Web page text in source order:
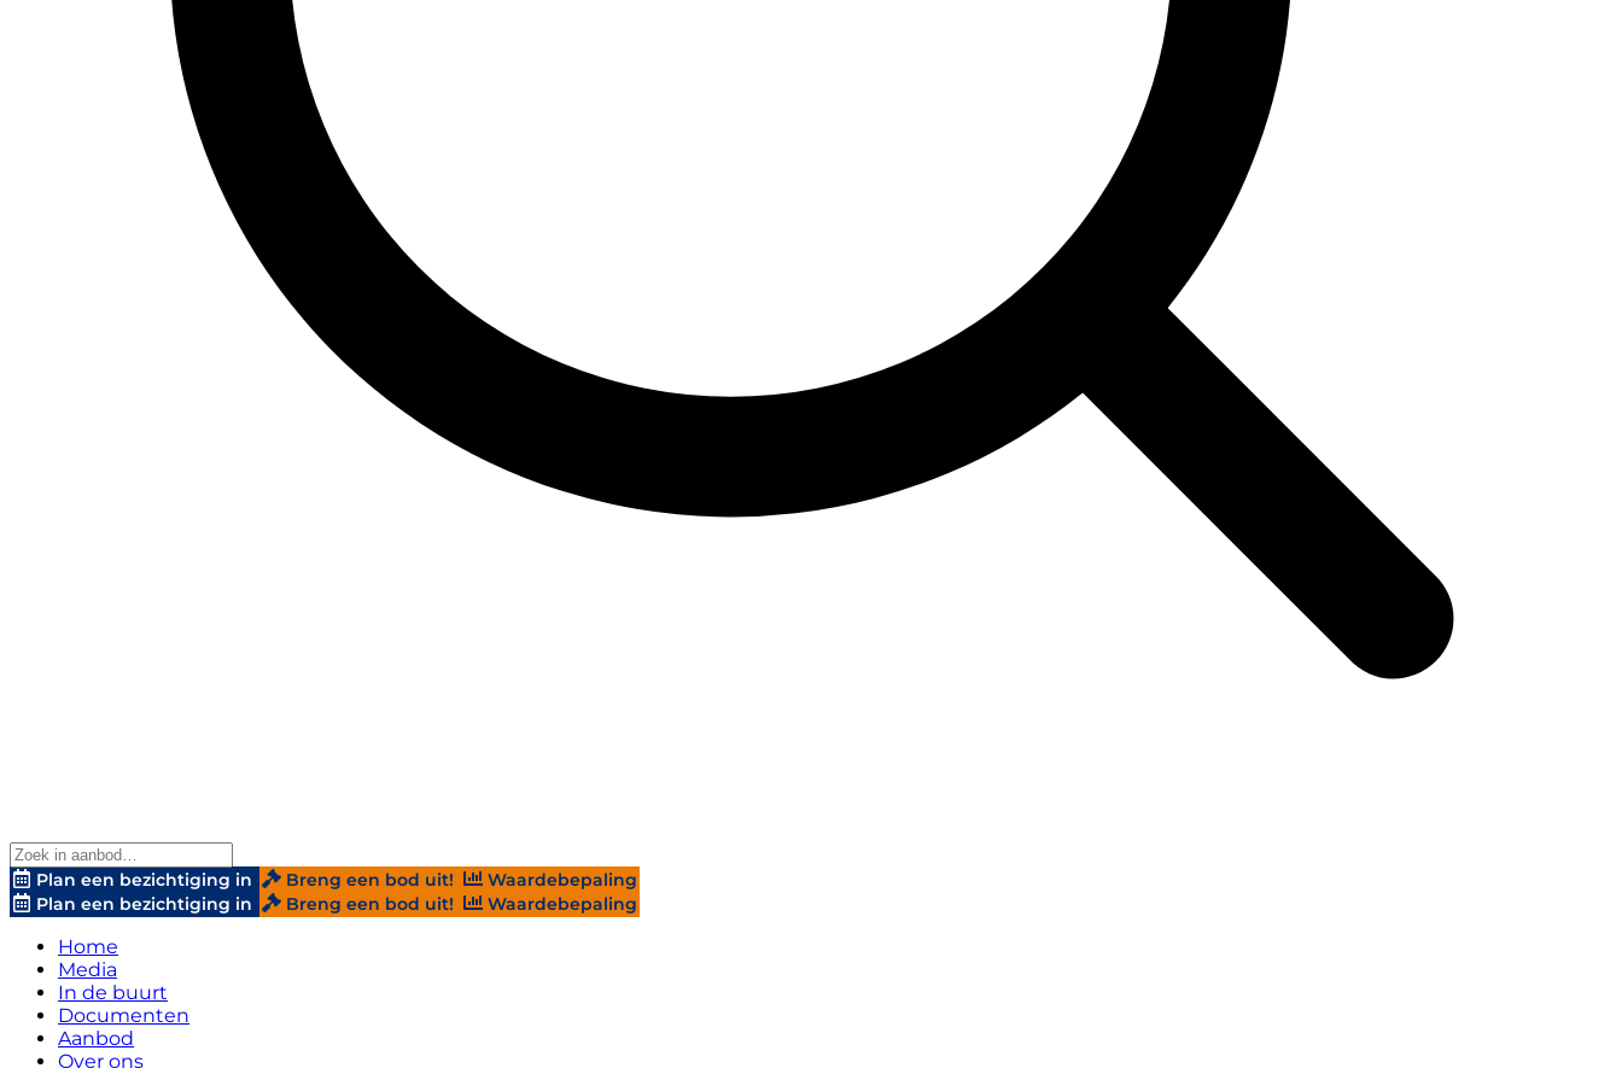
Plan een bezichtiging in Breng een bod uit!
Waardebepaling
Plan een bezichtiging in
Breng een bod uit! Waardebepaling
Home
Media
In de buurt
Documenten
Aanbod
Over ons